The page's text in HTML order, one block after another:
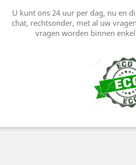
U kunt ons 24 uur per dag, nu en
chat, rechtsonder, met al uw
vragen worden binnen